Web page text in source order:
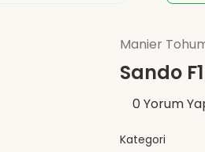
Manier
Sando
0 Yorum
Kategori